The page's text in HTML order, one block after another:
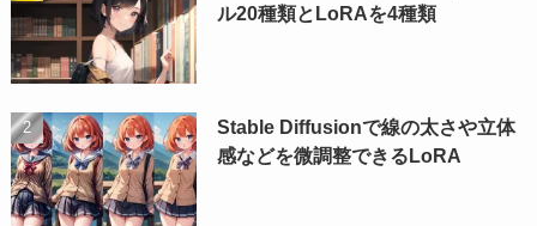
ル20種類とLoRAを4種類
Stable Diffusionで線の太さや立体
感などを微調整できるLoRA